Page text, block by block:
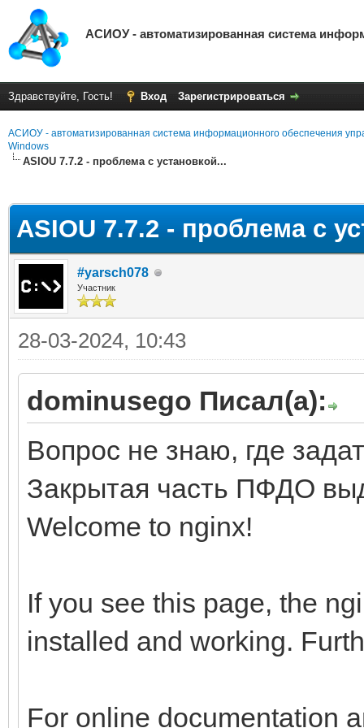
АСИОУ - автоматизированная система
Здравствуйте, Гость! Вход Зарегистрироваться
АСИОУ - автоматизированная система информационного обеспечения
Windows
ASIOU 7.7.2 - проблема с установкой...
ASIOU 7.7.2 - проблема с
#yarsch078
Участник
28-03-2024, 10:43
dominusego Писал(а):
Вопрос не знаю, где
Закрытая часть ПФДО
Welcome to nginx!
If you see this page, the
installed and working.
For online documentation